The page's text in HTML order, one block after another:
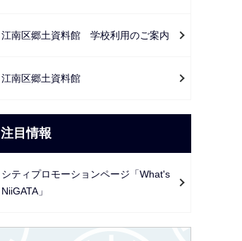
江南区郷土資料館 学校利用のご案内
江南区郷土資料館
注目情報
シティプロモーションページ「What's
NiiGATA」